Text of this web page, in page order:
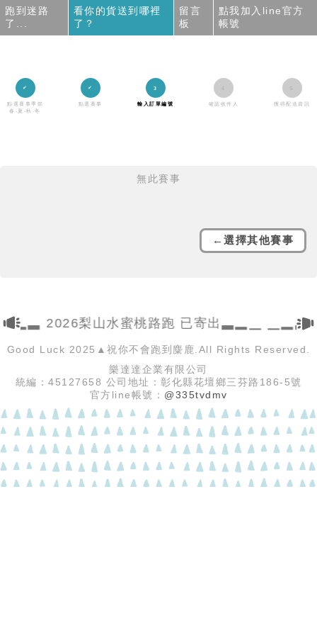
跑到迷路
了...
看你的貨送到哪裡
了？
留言
板
點我加入line官方
帳號
點選賽事季節
春-夏-秋-冬
點選賽事 輸入訂單編號 確認收件人 獲得配送資訊
無此賽事
←選擇其他賽事
2026梨山水蜜桃路跑 已寄出▃▂▁ ▁▂▃
Good Luck 2025▲祝你不會跑到麋鹿.All Rights Reserved.
樂達達企業有限公司
統編：45127658 公司地址：彰化縣花壇鄉三芬路186-5號
官方line帳號： @335tvdmv